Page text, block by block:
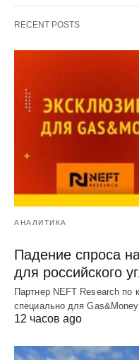
RECENT POSTS
АНАЛИТИКА
Падение спроса
для российского
Партнер NEFT Research по
специально для
12 часов ago